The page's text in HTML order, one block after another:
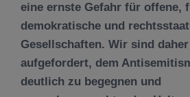
eine ernste Gefahr für offene,
demokratische und
Gesellschaften. Wir sind
aufgefordert, dem
deutlich zu begegnen und